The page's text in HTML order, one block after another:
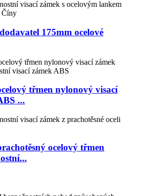
175mm ocelové
třmen nylonový visací
...
ocelový třmen